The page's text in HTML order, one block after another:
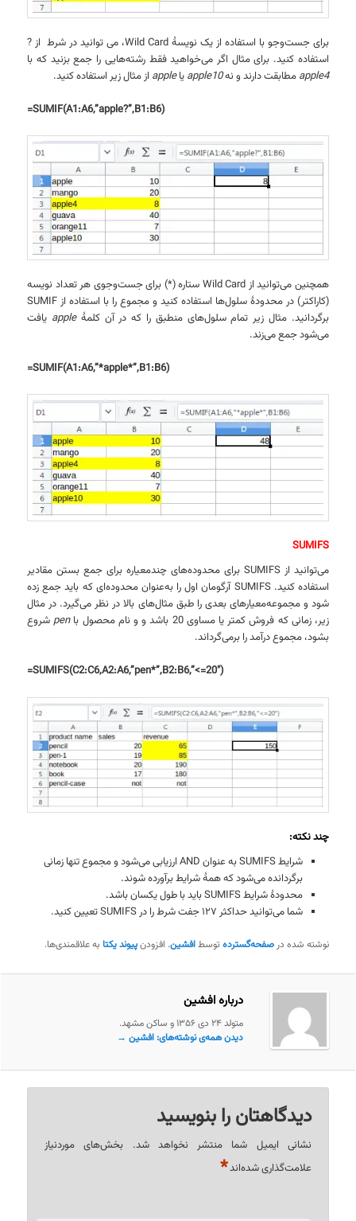
برای جست‌وجو با استفاده از یک نویسهٔ Wild Card، می توانید در شرط از ?
استفاده کنید. برای مثال اگر می‌خواهید فقط رشته‌هایی را جمع بزنید که با
apple4 مطابقت دارند و نهapple10 یاapple از مثال زیر استفاده کنید.
=SUMIF(A1:A6,”apple?”,B1:B6)
همچنین می‌توانید از Wild Card ستاره (*) برای جست‌وجوی هر تعداد نویسه
(کاراکتر) در محدودهٔ سلول‌ها استفاده کنید و مجموع را با استفاده از SUMIF
برگردانید. مثال زیر تمام سلول‌های منطبق را که در آن کلمهٔapple یافت
می‌شود جمع می‌زند.
=SUMIF(A1:A6,”*apple*”,B1:B6)
SUMIFS
می‌توانید از SUMIFS برای محدوده‌های چندمعیاره برای جمع بستن مقادیر
استفاده کنید. SUMIFS آرگومان اول را به‌عنوان محدوده‌ای که باید جمع زده
شود و مجموعه‌معیارهای بعدی را طبق مثال‌های بالا در نظر می‌گیرد. در مثال
زیر، زمانی که فروش کمتر یا مساوی 20 باشد و و نام محصول با
penشروع
بشود، مجموع درآمد را برمی‌گرداند.
=SUMIFS(C2:C6,A2:A6,”pen*”,B2:B6,”<=20″)
چند نکته:
شرایط SUMIFS به عنوان AND ارزیابی می‌شود و مجموع تنها زمانی
برگردانده می‌شود که همهٔ شرایط برآورده شوند.
محدودهٔ شرایط SUMIFS باید با طول یکسان باشد.
شما می‌توانید حداکثر ۱۲۷ جفت شرط را در SUMIFS تعیین کنید.
نوشته شده درصفحه‌گسترده توسطافشین. افزودنپیوند یکتا به علاقمندی‌ها.
درباره افشین
متولد ۲۴ دی ۱۳۵۶ و ساکن مشهد.
دیدن همه‌ی نوشته‌های: افشین →
دیدگاهتان را بنویسید
نشانی ایمیل شما منتشر نخواهد شد.
بخش‌های موردنیاز
علامت‌گذاری شده‌اند*